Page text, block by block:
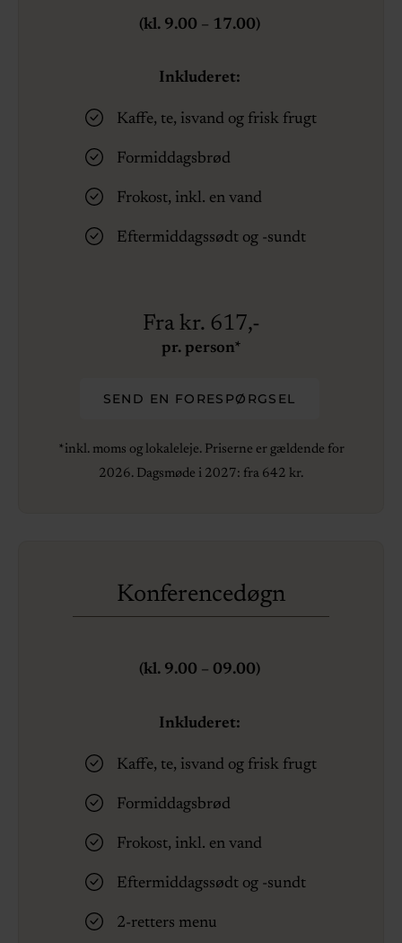
(kl. 9.00 – 17.00)
Inkluderet:
Kaffe, te, isvand og frisk frugt
Formiddagsbrød
Frokost, inkl. en vand
Eftermiddagssødt og -sundt
Fra kr. 617,-
pr. person*
SEND EN FORESPØRGSEL
*inkl. moms og lokaleleje. Priserne er gældende for
2026. Dagsmøde i 2027: fra 642 kr.
Konferencedøgn
(kl. 9.00 – 09.00)
Inkluderet:
Kaffe, te, isvand og frisk frugt
Formiddagsbrød
Frokost, inkl. en vand
Eftermiddagssødt og -sundt
2-retters menu